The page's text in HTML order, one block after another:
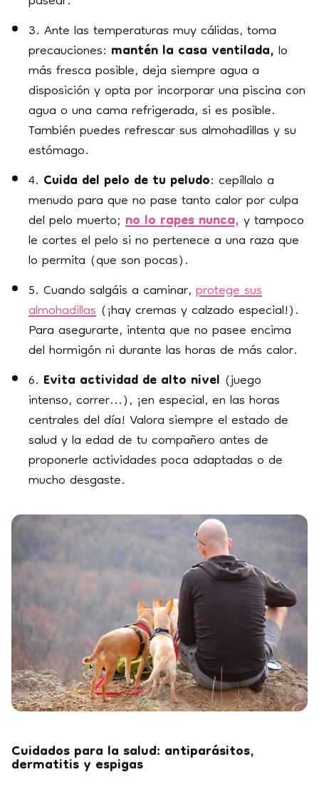
3. Ante las temperaturas muy cálidas, toma
precauciones: mantén la casa ventilada,lo
más fresca posible, deja siempre agua a
disposición y opta por incorporar una piscina con
agua o una cama refrigerada,si es posible.
También puedes refrescar sus almohadillas y su
estómago.
4. Cuida del pelo de tu peludo: cepíllalo a
menudo para que no pase tanto calor por culpa
del pelo muerto;no lo rapes nunca,y tampoco
le cortes el pelo si no pertenece a una raza que
lo permita (que son pocas).
5. Cuando salgáis a caminar,protege sus
almohadillas(¡hay cremas y calzado especial!).
Para asegurarte, intenta que no pasee encima
del hormigón ni durante las horas de más calor.
6. Evita actividad de alto nivel (juego
intenso, correr...), ¡en especial, en las horas
centrales del día! Valora siempre el estado de
salud y la edad de tu compañero antes de
proponerle actividades poca adaptadas o de
mucho desgaste.
Cuidados para la salud: antiparásitos,
dermatitis y espigas